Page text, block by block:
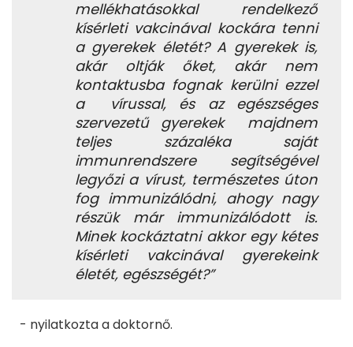
mellékhatásokkal rendelkező
kísérleti vakcinával kockára tenni
a gyerekek életét? A gyerekek is,
akár oltják őket, akár nem
kontaktusba fognak kerülni ezzel
a vírussal, és az egészséges
szervezetű gyerekek majdnem
teljes százaléka saját
immunrendszere segítségével
legyőzi a vírust, természetes úton
fog immunizálódni, ahogy nagy
részük már immunizálódott is.
Minek kockáztatni akkor egy kétes
kísérleti vakcinával gyerekeink
életét, egészségét?”
- nyilatkozta a doktornő.